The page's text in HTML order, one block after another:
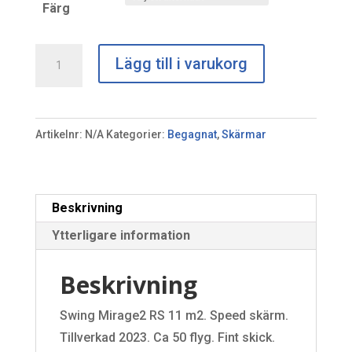
Färg
(11
m2)
Lägg till i varukorg
Artikelnr: N/A Kategorier: Begagnat,Skärmar
Beskrivning
Ytterligare information
Beskrivning
Swing Mirage2 RS 11 m2. Speed skärm.
Tillverkad 2023. Ca 50 flyg. Fint skick.